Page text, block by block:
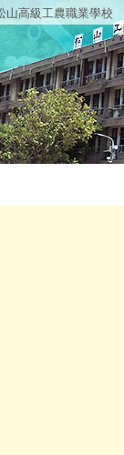
山高級工農職業學校